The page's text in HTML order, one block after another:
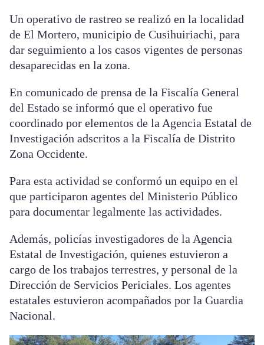
Un operativo de rastreo se realizó en la localidad
de El Mortero, municipio de Cusihuiriachi, para
dar seguimiento a los casos vigentes de personas
desaparecidas en la zona.
En comunicado de prensa de la Fiscalía General
del Estado se informó que el operativo fue
coordinado por elementos de la Agencia Estatal de
Investigación adscritos a la Fiscalía de Distrito
Zona Occidente.
Para esta actividad se conformó un equipo en el
que participaron agentes del Ministerio Público
para documentar legalmente las actividades.
Además, policías investigadores de la Agencia
Estatal de Investigación, quienes estuvieron a
cargo de los trabajos terrestres, y personal de la
Dirección de Servicios Periciales. Los agentes
estatales estuvieron acompañados por la Guardia
Nacional.